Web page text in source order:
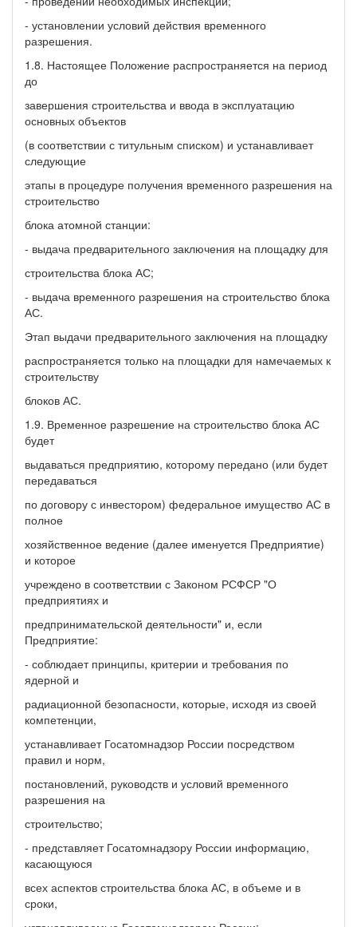
- установлении условий действия временного
разрешения.
1.8. Настоящее Положение распространяется на период
до
завершения строительства и ввода в эксплуатацию
основных объектов
(в соответствии с титульным списком) и устанавливает
следующие
этапы в процедуре получения временного разрешения на
строительство
блока атомной станции:
- выдача предварительного заключения на площадку для
строительства блока АС;
- выдача временного разрешения на строительство блока
АС.
Этап выдачи предварительного заключения на площадку
распространяется только на площадки для намечаемых к
строительству
блоков АС.
1.9. Временное разрешение на строительство блока АС
будет
выдаваться предприятию, которому передано (или будет
передаваться
по договору с инвестором) федеральное имущество АС в
полное
хозяйственное ведение (далее именуется Предприятие)
и которое
учреждено в соответствии с Законом РСФСР "О
предприятиях и
предпринимательской деятельности" и, если
Предприятие:
- соблюдает принципы, критерии и требования по
ядерной и
радиационной безопасности, которые, исходя из своей
компетенции,
устанавливает Госатомнадзор России посредством
правил и норм,
постановлений, руководств и условий временного
разрешения на
строительство;
- представляет Госатомнадзору России информацию,
касающуюся
всех аспектов строительства блока АС, в объеме и в
сроки,